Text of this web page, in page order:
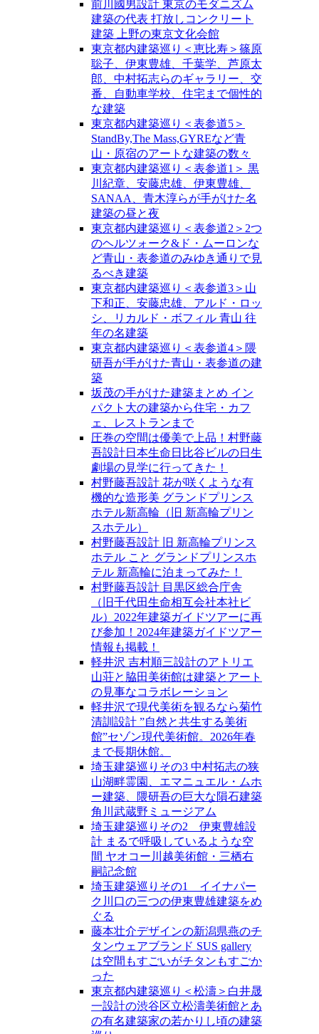
前川國男設計 東京のモダニズム
建築の代表 打放しコンクリート
建築 上野の東京文化会館
東京都内建築巡り＜恵比寿＞篠原
聡子、伊東豊雄、千葉学、芦原太
郎、中村拓志らのギャラリー、交
番、自動車学校、住宅まで個性的
な建築
東京都内建築巡り＜表参道5＞
StandBy,The Mass,GYREなど青
山・原宿のアートな建築の数々
東京都内建築巡り＜表参道1＞ 黒
川紀章、安藤忠雄、伊東豊雄、
SANAA、青木淳らが手がけた名
建築の昼と夜
東京都内建築巡り＜表参道2＞2つ
のヘルツォーク&ド・ムーロンな
ど青山・表参道のみゆき通りで見
るべき建築
東京都内建築巡り＜表参道3＞山
下和正、安藤忠雄、アルド・ロッ
シ、リカルド・ボフィル 青山 往
年の名建築
東京都内建築巡り＜表参道4＞隈
研吾が手がけた青山・表参道の建
築
坂茂の手がけた建築まとめ イン
パクト大の建築から住宅・カフ
ェ、レストランまで
圧巻の空間は優美で上品！村野藤
吾設計日本生命日比谷ビルの日生
劇場の見学に行ってきた！
村野藤吾設計 花が咲くような有
機的な造形美 グランドプリンス
ホテル新高輪（旧 新高輪プリン
スホテル）
村野藤吾設計 旧 新高輪プリンス
ホテル こと グランドプリンスホ
テル 新高輪に泊まってみた！
村野藤吾設計 目黒区総合庁舎
（旧千代田生命相互会社本社ビ
ル）2022年建築ガイドツアーに再
び参加！2024年建築ガイドツアー
情報も掲載！
軽井沢 吉村順三設計のアトリエ
山荘と脇田美術館は建築とアート
の見事なコラボレーション
軽井沢で現代美術を観るなら菊竹
清訓設計 ”自然と共生する美術
館”セゾン現代美術館。2026年春
まで長期休館。
埼玉建築巡りその3 中村拓志の狭
山湖畔霊園、エマニュエル・ムホ
ー建築、隈研吾の巨大な隕石建築
角川武蔵野ミュージアム
埼玉建築巡りその2 伊東豊雄設
計 まるで呼吸しているような空
間 ヤオコー川越美術館・三栖右
嗣記念館
埼玉建築巡りその1 イイナパー
ク川口の三つの伊東豊雄建築をめ
ぐる
藤本壮介デザインの新潟県燕のチ
タンウェアブランド SUS gallery
は空間もすごいがチタンもすごか
った
東京都内建築巡り＜松濤＞白井晟
一設計の渋谷区立松濤美術館とあ
の有名建築家の若かりし頃の建築